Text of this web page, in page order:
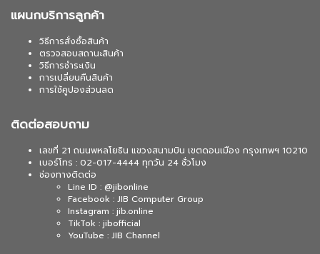
แผนกบริการลูกค้า
วิธีการสั่งซื้อสินค้า
ตรวจสอบสถานะสินค้า
วิธีการชำระเงิน
การเปลี่ยนคืนสินค้า
การใช้คูปองส่วนลด
ติดต่อสอบถาม
เลขที่ 21 ถนนพหลโยธิน แขวงสนามบิน เขตดอนเมือง กรุงเทพฯ 10210
เบอร์โทร : 02-017-4444 ทุกวัน 24 ชั่วโมง
ช่องทางติดต่อ
Line ID : @jibonline
Facebook : JIB Computer Group
Instagram : jib.online
TikTok : jibofficial
YouTube : JIB Channel